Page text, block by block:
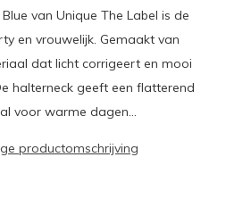
van Unique The Label is de
en vrouwelijk. Gemaakt van
dat licht corrigeert en mooi
halterneck geeft een flatterend
voor warme dagen...
productomschrijving